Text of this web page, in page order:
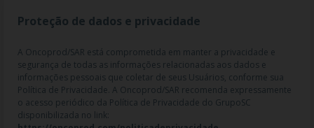
Proteção de dados e privacidade
A Oncoprod/SAR está comprometida em manter a privacidade e
segurança de todas as informações relacionadas aos dados e
informações pessoais que coletar de seus Usuários, conforme sua
Política de Privacidade. A Oncoprod/SAR recomenda expressamente
o acesso periódico da Política de Privacidade do GrupoSC
disponibilizada no link: